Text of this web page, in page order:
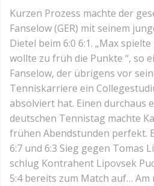
Kurzen Prozess machte der
Fanselow (GER) mit seinem
Dietel beim 6:0 6:1. „Max
wollte zu früh die Punkte “, so
Fanselow, der übrigens vor
Tenniskarriere ein
absolviert hat. Einen durchaus
deutschen Tennistag machte
frühen Abendstunden perfekt.
6:7 und 6:3 Sieg gegen Tomas
schlug Kontrahent Lipovsek
5:4 bereits zum Match auf…